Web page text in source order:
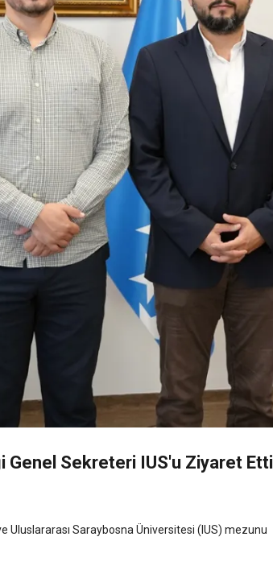
Genel Sekreteri IUS'u Ziyaret Etti
Uluslararası Saraybosna Üniversitesi (IUS) mezunu